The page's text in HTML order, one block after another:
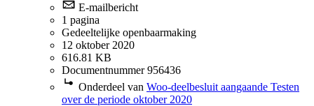
E-mailbericht
1 pagina
Gedeeltelijke openbaarmaking
12 oktober 2020
616.81 KB
Documentnummer 956436
Onderdeel van Woo-deelbesluit aangaande Testen
over de periode oktober 2020